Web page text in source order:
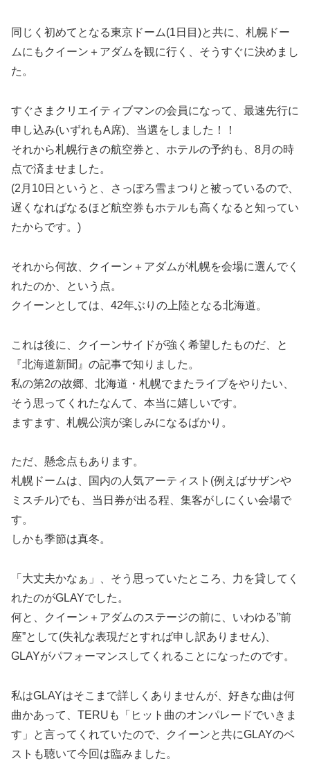
同じく初めてとなる東京ドーム(1日目)と共に、札幌ドー
ムにもクイーン＋アダムを観に行く、そうすぐに決めまし
た。
すぐさまクリエイティブマンの会員になって、最速先行に
申し込み(いずれもA席)、当選をしました！！
それから札幌行きの航空券と、ホテルの予約も、8月の時
点で済ませました。
(2月10日というと、さっぽろ雪まつりと被っているので、
遅くなればなるほど航空券もホテルも高くなると知ってい
たからです。)
それから何故、クイーン＋アダムが札幌を会場に選んでく
れたのか、という点。
クイーンとしては、42年ぶりの上陸となる北海道。
これは後に、クイーンサイドが強く希望したものだ、と
『北海道新聞』の記事で知りました。
私の第2の故郷、北海道・札幌でまたライブをやりたい、
そう思ってくれたなんて、本当に嬉しいです。
ますます、札幌公演が楽しみになるばかり。
ただ、懸念点もあります。
札幌ドームは、国内の人気アーティスト(例えばサザンや
ミスチル)でも、当日券が出る程、集客がしにくい会場で
す。
しかも季節は真冬。
「大丈夫かなぁ」、そう思っていたところ、力を貸してく
れたのがGLAYでした。
何と、クイーン＋アダムのステージの前に、いわゆる”前
座”として(失礼な表現だとすれば申し訳ありません)、
GLAYがパフォーマンスしてくれることになったのです。
私はGLAYはそこまで詳しくありませんが、好きな曲は何
曲かあって、TERUも「ヒット曲のオンパレードでいきま
す」と言ってくれていたので、クイーンと共にGLAYのベ
ストも聴いて今回は臨みました。